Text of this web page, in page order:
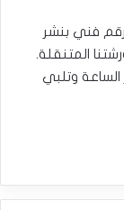
فني بنشر
المتنقلة.
وتلبي